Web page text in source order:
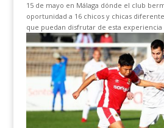
15 de mayo en Málaga dónde el club
oportunidad a 16 chicos y chicas
que puedan disfrutar de esta experiencia